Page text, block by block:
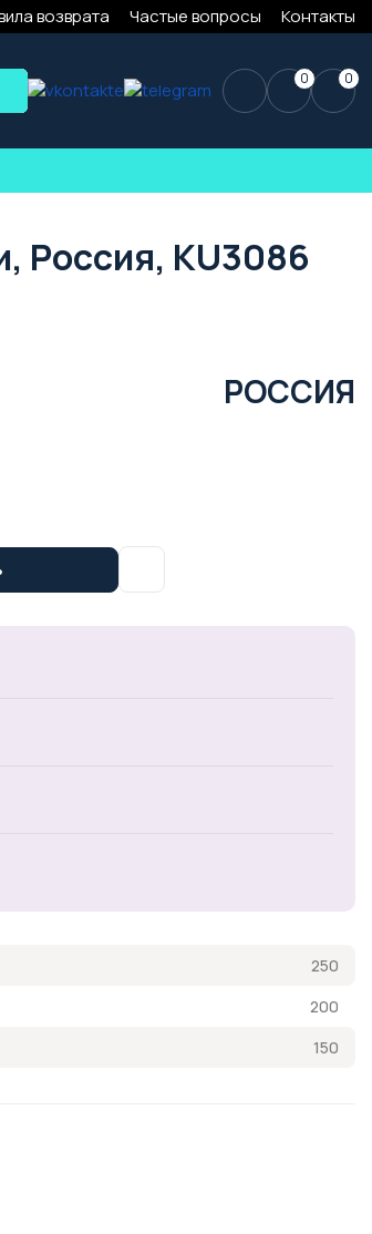
возврата Частые вопросы Контакты
0 0
Россия, KU3086
РОССИЯ
250
200
150